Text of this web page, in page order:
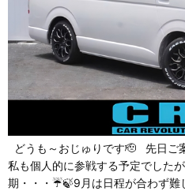
どうも～おじゅりです🫡 先日ご
私も個人的に参戦する予定でした
期・・・☔🍃9月は日程が合わず